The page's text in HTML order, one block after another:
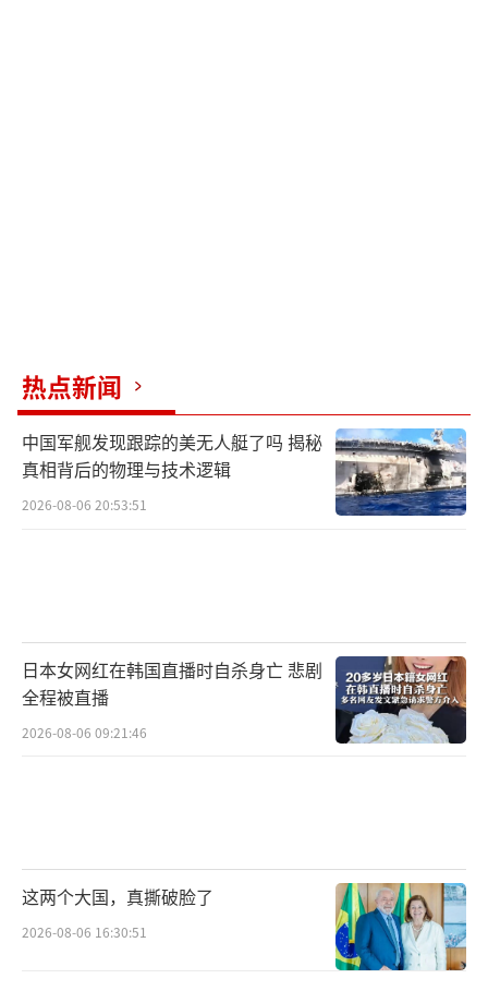
热点新闻
中国军舰发现跟踪的美无人艇了吗 揭秘
真相背后的物理与技术逻辑
2026-08-06 20:53:51
日本女网红在韩国直播时自杀身亡 悲剧
全程被直播
2026-08-06 09:21:46
这两个大国，真撕破脸了
2026-08-06 16:30:51